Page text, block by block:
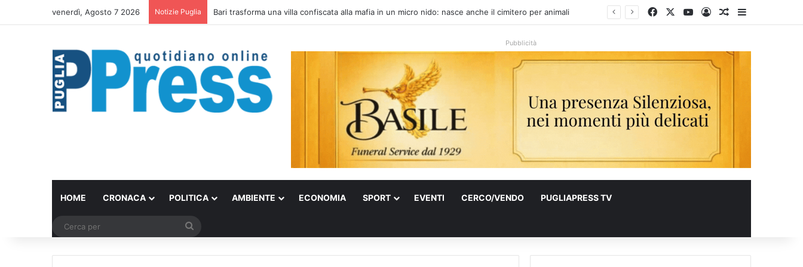
venerdì, Agosto 7 2026 Notizie Puglia Rubano strumenti e farmaci ai medici dei migranti a Bari: ferme le visite a Nardò FacebookYou TubeAccediUn articolo a
Pubblicità
HOME CRONACA POLITICA AMBIENTE ECONOMIA SPORT EVENTI CERCO/VENDO PUGLIAPRESS TV